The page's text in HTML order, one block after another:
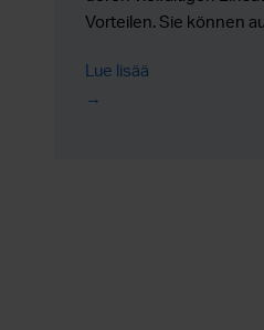
Vorteilen. Sie können
fortschrittlichen
Tiefziehen genutzt hat.
Lue lisää